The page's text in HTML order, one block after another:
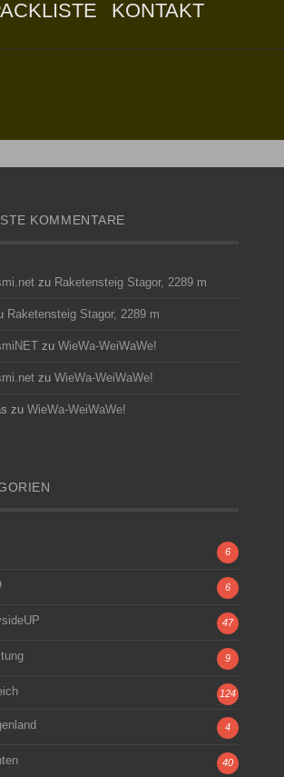
KONTAKT
KOMMENTARE
zu Raketensteig Stagor, 2289 m
Raketensteig Stagor, 2289 m
zu WieWa-WeiWaWe!
zu WieWa-WeiWaWe!
zu WieWa-WeiWaWe!
6
6
47
9
124
4
40